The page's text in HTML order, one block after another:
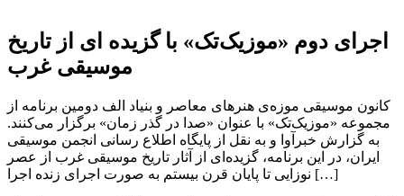
اجرای دوم «موزیک‌تک» با گزیده ای از تاریخ
موسیقی غرب
کانون موسیقی موزه‌ی هنرهای معاصر و بنیاد الف دومین برنامه از
مجموعه «موزیک‌تک» با عنوان «صدا در گذر زمان» برگزار می‌کنند.
به گزارش خبرآوا و به نقل از پایگاه اطلاع رسانی انجمن موسیقی
ایران، در این برنامه، گزیده‌ای از آثار تاریخ موسیقی غرب از عصر
نوزایی تا پایان قرن بیستم به‌ صورت اجرای زنده اجرا […]